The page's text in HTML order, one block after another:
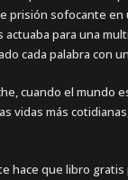
sofocante en
para una
cada palabra con
cuando el mundo
vidas más
hace que libro